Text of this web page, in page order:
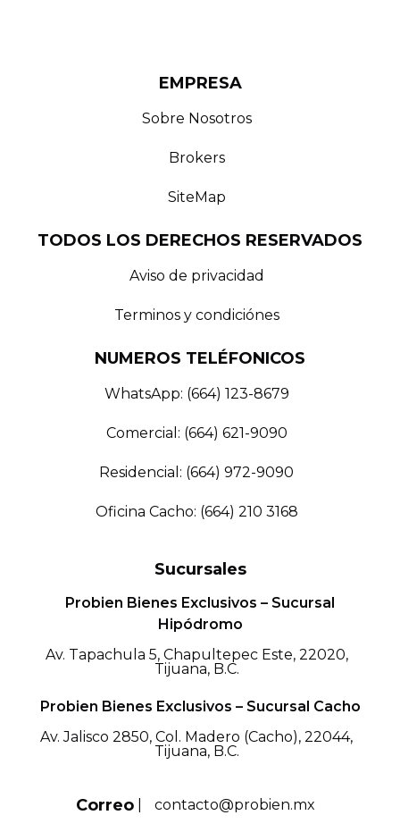
EMPRESA
Sobre Nosotros
Brokers
SiteMap
TODOS LOS DERECHOS RESERVADOS
Aviso de privacidad
Terminos y condiciónes
NUMEROS TELÉFONICOS
WhatsApp: (664) 123-8679
Comercial: (664) 621-9090
Residencial: (664) 972-9090
Oficina Cacho: (664) 210 3168
Sucursales
Probien Bienes Exclusivos – Sucursal
Hipódromo
Av. Tapachula 5, Chapultepec Este, 22020,
Tijuana, B.C.
Probien Bienes Exclusivos – Sucursal Cacho
Av. Jalisco 2850, Col. Madero (Cacho), 22044,
Tijuana, B.C.
Correo contacto@probien.mx